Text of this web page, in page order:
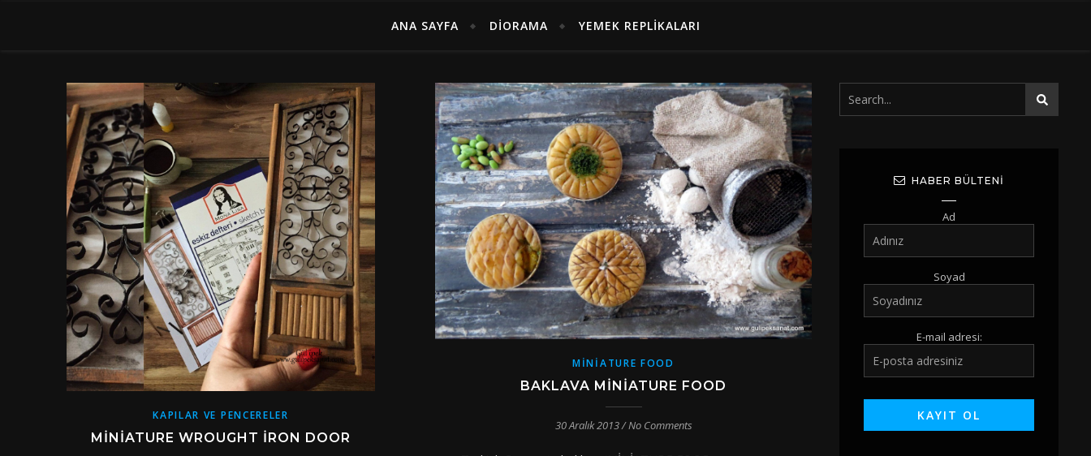
ANA SAYFA DIORAMA YEMEK REPLIKALARI
KAPILAR VE PENCERELER
MINIATURE WROUGHT IRON DOOR
MINIATURE FOOD
BAKLAVA MINIATURE FOOD
30 Aralık 2013/No Comments
HABER BÜLTENI
Ad
Soyad
E-mail adresi: